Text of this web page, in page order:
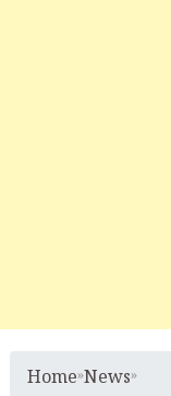
Home»News»